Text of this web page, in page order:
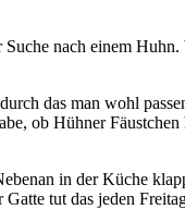
nach einem
das man wohl
ob Hühner
in der Küche
tut das jeden